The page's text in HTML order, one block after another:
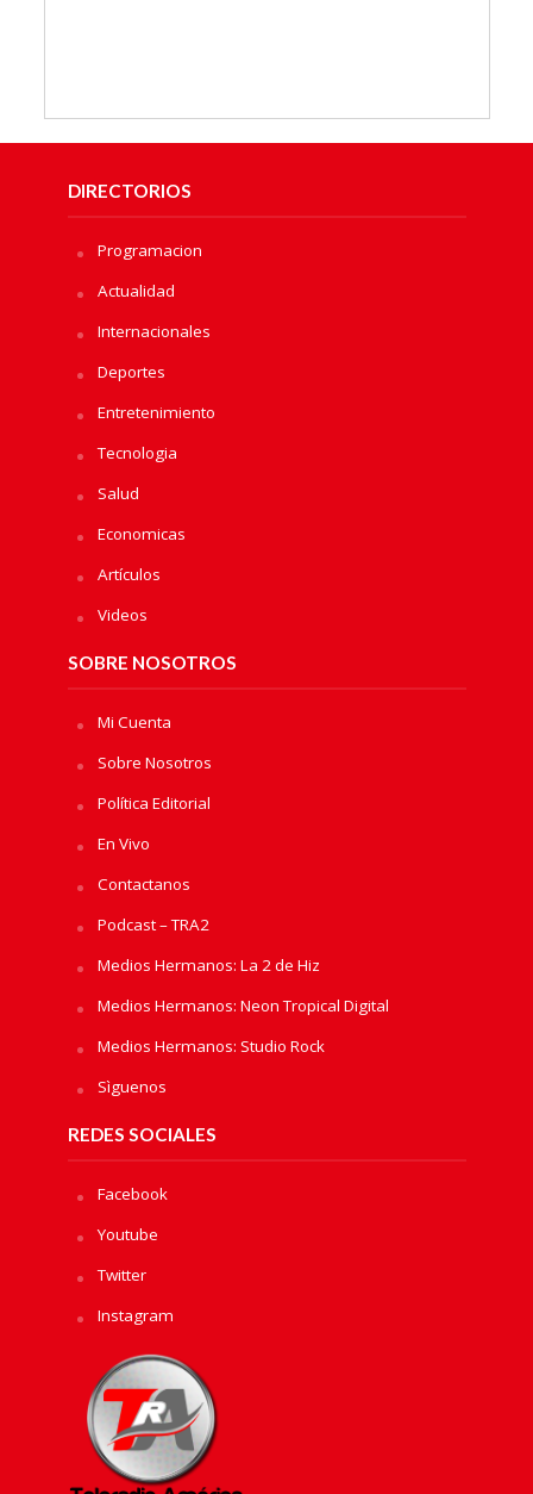
DIRECTORIOS
Programacion
Actualidad
Internacionales
Deportes
Entretenimiento
Tecnologia
Salud
Economicas
Artículos
Videos
SOBRE NOSOTROS
Mi Cuenta
Sobre Nosotros
Política Editorial
En Vivo
Contactanos
Podcast – TRA2
Medios Hermanos: La 2 de Hiz
Medios Hermanos: Neon Tropical Digital
Medios Hermanos: Studio Rock
Sìguenos
REDES SOCIALES
Facebook
Youtube
Twitter
Instagram